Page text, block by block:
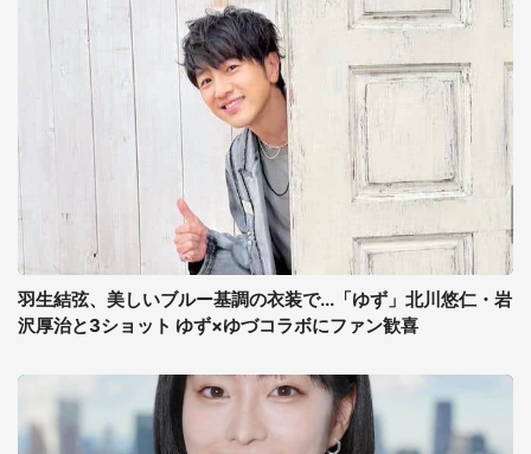
羽生結弦、美しいブルー基調の衣装で...「ゆず」北川悠仁・岩
沢厚治と3ショット ゆず×ゆづコラボにファン歓喜